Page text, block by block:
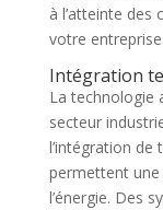
à l’atteinte des
votre entreprise.
Intégration
La technologie
secteur
l’intégration de
permettent une
l’énergie. Des